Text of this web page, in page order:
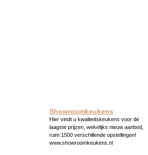
Showroomkeukens
Hier vindt u kwaliteitskeukens voor de
laagste prijzen, wekelijks nieuw aanbod,
ruim 1500 verschillende opstellingen!
www.showroomkeukens.nl